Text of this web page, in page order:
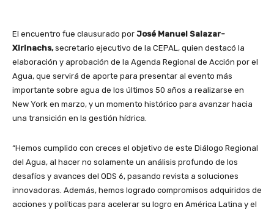
El encuentro fue clausurado por José Manuel Salazar-
Xirinachs,secretario ejecutivo de la CEPAL, quien destacó la
elaboración y aprobación de la Agenda Regional de Acción por el
Agua, que servirá de aporte para presentar al evento más
importante sobre agua de los últimos 50 años a realizarse en
New York en marzo, y un momento histórico para avanzar hacia
una transición en la gestión hídrica.
“Hemos cumplido con creces el objetivo de este Diálogo Regional
del Agua, al hacer no solamente un análisis profundo de los
desafíos y avances del ODS 6, pasando revista a soluciones
innovadoras. Además, hemos logrado compromisos adquiridos de
acciones y políticas para acelerar su logro en América Latina y el